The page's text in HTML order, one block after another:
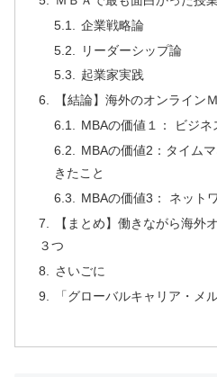
企業戦略論
リーダーシップ論
起業家実践
【結論】海外のオンライン
MBAの価値１： ビジネ
MBAの価値2：タイム
きたこと
MBAの価値3： ネット
【まとめ】働きながら海外
３つ
さいごに
「グローバルキャリア・メ